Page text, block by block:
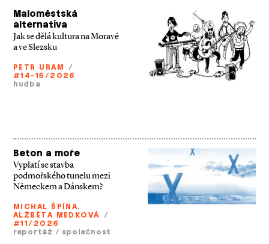
Maloměstská
alternativa
Jak se dělá kultura na Moravě
a ve Slezsku
PETR URAM /
#14-15/2026
hudba
Beton a moře
Vyplatí se stavba
podmořského tunelu mezi
Německem a Dánskem?
MICHAL ŠPÍNA,
ALŽBĚTA MEDKOVÁ /
#11/2026
reportáž / společnost